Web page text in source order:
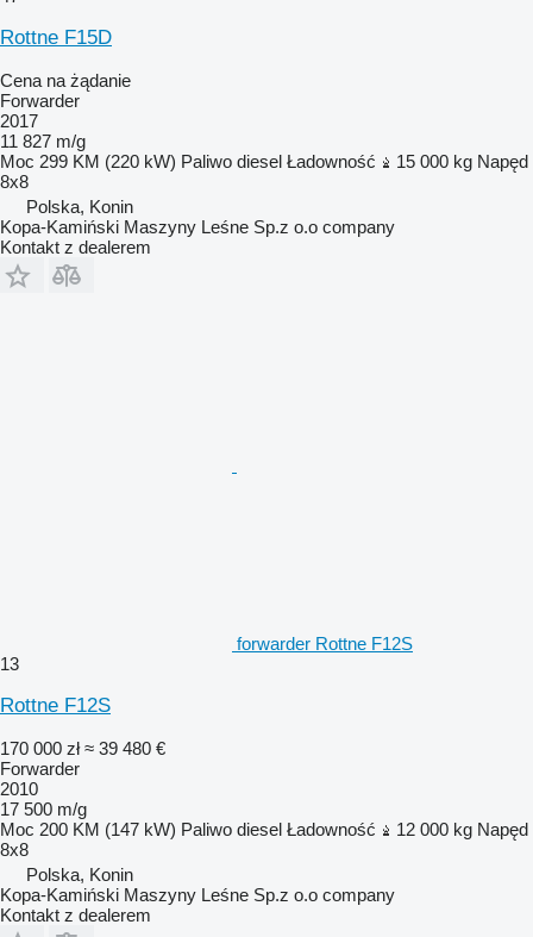
Rottne F15D
Cena na żądanie
Forwarder
2017
11 827 m/g
Moc 299 KM (220 kW) Paliwo diesel Ładowność 15 000 kg Napęd
8x8
Polska, Konin
Kopa-Kamiński Maszyny Leśne Sp.z o.o company
Kontakt z dealerem
forwarder Rottne F12S
13
Rottne F12S
170 000 zł ≈ 39 480 €
Forwarder
2010
17 500 m/g
Moc 200 KM (147 kW) Paliwo diesel Ładowność 12 000 kg Napęd
8x8
Polska, Konin
Kopa-Kamiński Maszyny Leśne Sp.z o.o company
Kontakt z dealerem